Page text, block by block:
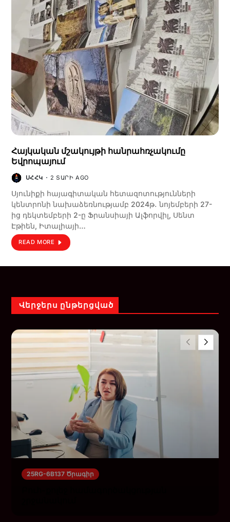
Հայկական մշակույթի հանրահռչակումը
Եվրոպայում
ՍՀՀԿ 2 ՏԱՐԻ AGO
Սյունիքի հայագիտական հետազոտությունների
կենտրոնի նախաձեռնությամբ 2024թ․ նոյեմբերի 27-
ից դեկտեմբերի 2-ը Ֆրանսիայի Ալֆորվիլ, Սենտ
Էթիեն, Իտալիայի…
READ MORE
Վերջերս ընթերցված
25RG-6B137 Ծրագիր